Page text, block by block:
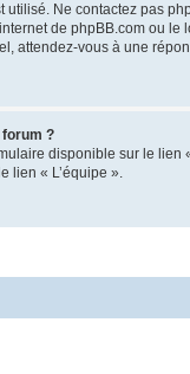
Ne contactez pas
de phpBB.com ou
attendez-vous à une
?
disponible sur le
lien « L’équipe ».